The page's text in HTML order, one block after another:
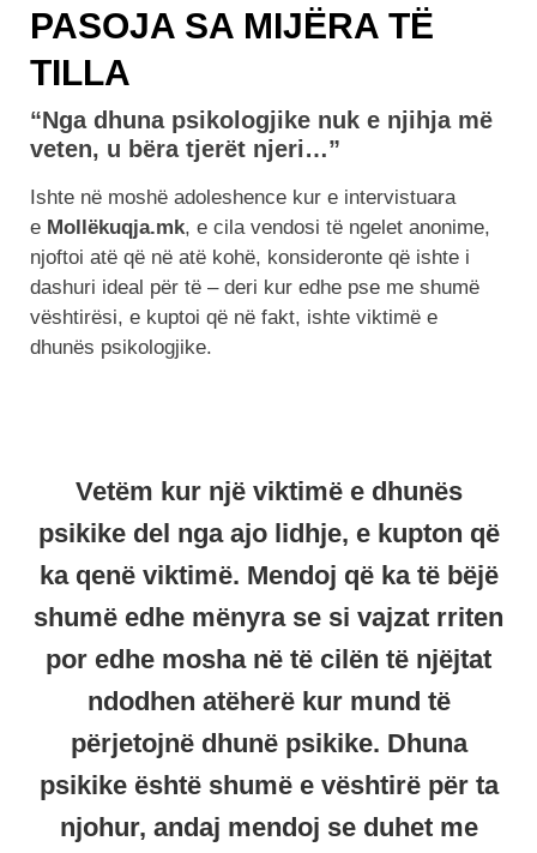
PASOJA SA MIJËRA TË
TILLA
“Nga dhuna psikologjike nuk e njihja më
veten, u bëra tjerët njeri…”
Ishte në moshë adoleshence kur e intervistuara
e Mollëkuqja.mk, e cila vendosi të ngelet anonime,
njoftoi atë që në atë kohë, konsideronte që ishte i
dashuri ideal për të – deri kur edhe pse me shumë
vështirësi, e kuptoi që në fakt, ishte viktimë e
dhunës psikologjike.
Vetëm kur një viktimë e dhunës
psikike del nga ajo lidhje, e kupton që
ka qenë viktimë. Mendoj që ka të bëjë
shumë edhe mënyra se si vajzat rriten
por edhe mosha në të cilën të njëjtat
ndodhen atëherë kur mund të
përjetojnë dhunë psikike. Dhuna
psikike është shumë e vështirë për ta
njohur, andaj mendoj se duhet me